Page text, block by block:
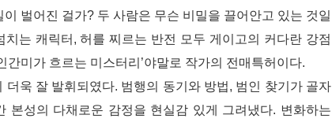
벌어진 걸가? 두 사람은 무슨 비밀을 끌어안고 있는 것일
는 캐릭터, 허를 찌르는 반전 모두 게이고의 커다란 강점
간미가 흐르는 미스터리’야말로 작가의 전매특허이다.
욱 잘 발휘되였다. 범행의 동기와 방법, 범인 찾기가 골자
본성의 다채로운 감정을 현실감 있게 그려냈다. 변화하는